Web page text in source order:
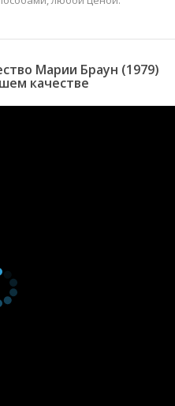
Марии Браун (1979)
качестве